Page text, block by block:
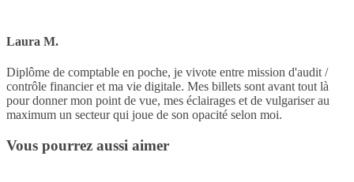
Laura M.
Diplôme de comptable en poche, je vivote entre mission d'audit /
contrôle financier et ma vie digitale. Mes billets sont avant tout là
pour donner mon point de vue, mes éclairages et de vulgariser au
maximum un secteur qui joue de son opacité selon moi.
Vous pourrez aussi aimer